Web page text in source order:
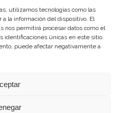
utilizamos tecnologías como las
la información del dispositivo. El
nos permitirá procesar datos como el
identificaciones únicas en este sitio.
puede afectar negativamente a
realizada por este Consejo
por el Gobierno de
Agroalimentaria